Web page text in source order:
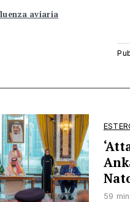
aviaria
59 min